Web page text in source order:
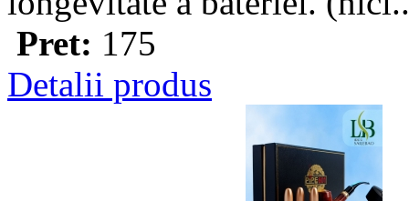
Pret: 175
Detalii produs